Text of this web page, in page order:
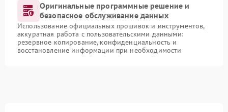
Оригинальные программные решение и
безопасное обслуживание данных
Использование официальных прошивок и инструментов,
аккуратная работа с пользовательскими данными:
резервное копирование, конфиденциальность и
восстановление информации при необходимости